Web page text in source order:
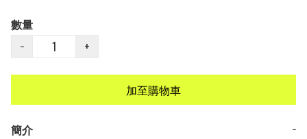
數量
−
+
加至購物車
簡介
−